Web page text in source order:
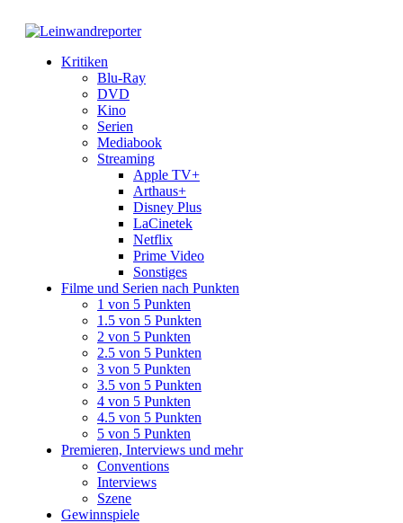
Kritiken
Blu-Ray
DVD
Kino
Serien
Mediabook
Streaming
Apple TV+
Arthaus+
Disney Plus
LaCinetek
Netflix
Prime Video
Sonstiges
Filme und Serien nach Punkten
1 von 5 Punkten
1.5 von 5 Punkten
2 von 5 Punkten
2.5 von 5 Punkten
3 von 5 Punkten
3.5 von 5 Punkten
4 von 5 Punkten
4.5 von 5 Punkten
5 von 5 Punkten
Premieren, Interviews und mehr
Conventions
Interviews
Szene
Gewinnspiele